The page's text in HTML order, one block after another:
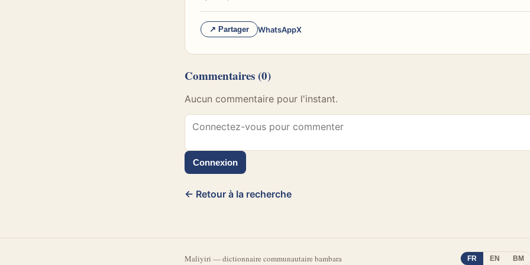
↗ Partager WhatsAppX
Commentaires (0)
Aucun commentaire pour l'instant.
Connexion
← Retour à la recherche
Maliyiri —dictionnaire communautaire bambara FR EN BM